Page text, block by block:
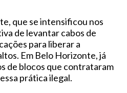
que se intensificou nos
de levantar cabos de
para liberar a
Em Belo Horizonte, já
de blocos que contrataram
prática ilegal.